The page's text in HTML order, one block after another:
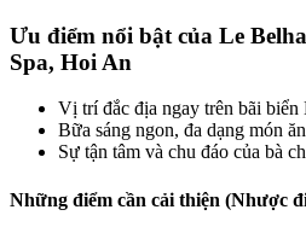
Ưu điểm nổi bật của Le
Spa, Hoi An
Vị trí đắc địa ngay trên bãi biển
Bữa sáng ngon, đa dạng món
Sự tận tâm và chu đáo của bà
Những điểm cần cải thiện (Nhược